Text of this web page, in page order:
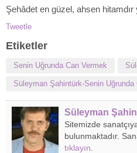
Şehâdet en güzel, ahsen
Tweetle
Etiketler
Senin Uğrunda Can Vermek
Süleyman Şahintürk-Senin Uğrunda
Süleyman
Sitemizde
bulunmaktadır.
tıklayın